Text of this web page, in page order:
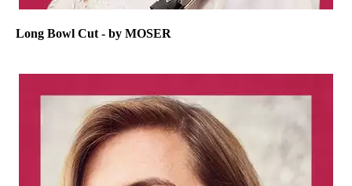
Long Bowl Cut - by MOSER